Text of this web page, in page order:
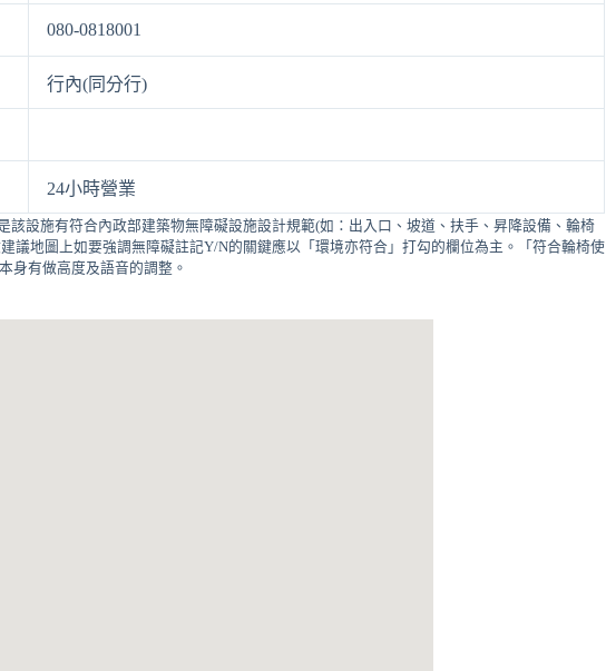
080-0818001
行內(同分行)
24小時營業
該設施有符合內政部建築物無障礙設施設計規範(如：出入口、坡道、扶手、昇降設備、輪椅
議地圖上如要強調無障礙註記Y/N的關鍵應以「環境亦符合」打勾的欄位為主。「符合輪椅使
身有做高度及語音的調整。